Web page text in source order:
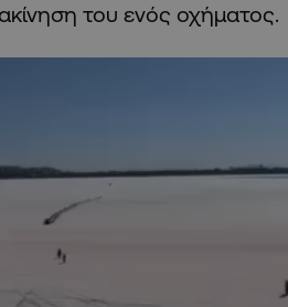
του ενός οχήματος.